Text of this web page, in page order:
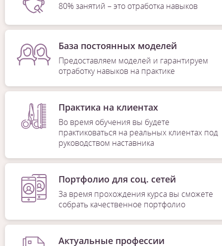
80% занятий – это отработка навыков
База постоянных моделей
Предоставляем моделей и гарантируем
отработку навыков на практике
Практика на клиентах
Во время обучения вы будете
практиковаться на реальных клиентах под
руководством наставника
Портфолио для соц. сетей
За время прохождения курса вы сможете
собрать качественное портфолио
Актуальные профессии